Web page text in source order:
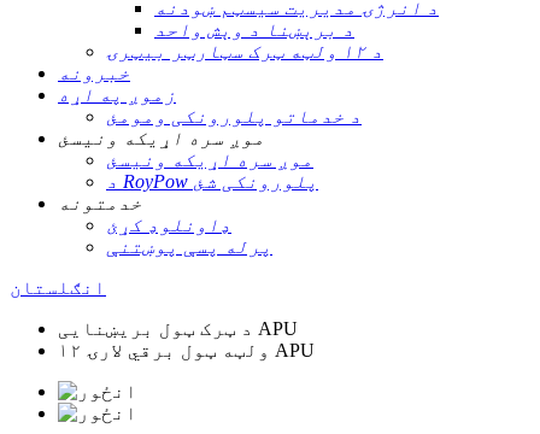
د انرژۍ مدیریت سیسټم ښودنه
د برېښنا د وېش واحد
د ۱۲ ولټه ټرک سټارټر بیټرۍ
خبرونه
زموږ په اړه
د خدماتو پلورونکی ومومئ
موږ سره اړیکه ونیسئ
موږ سره اړیکه ونیسئ
د RoyPow پلورونکی شئ
خدمتونه
ډاونلوډ کړئ
پرله پسې پوښتنې
انګلستان
د ټرک ټول بریښنایی APU
۱۲ ولټه ټول برقي لارۍ APU